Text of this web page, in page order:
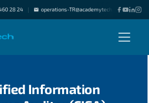
28 24 | operations-TR@academytech.com |
Information